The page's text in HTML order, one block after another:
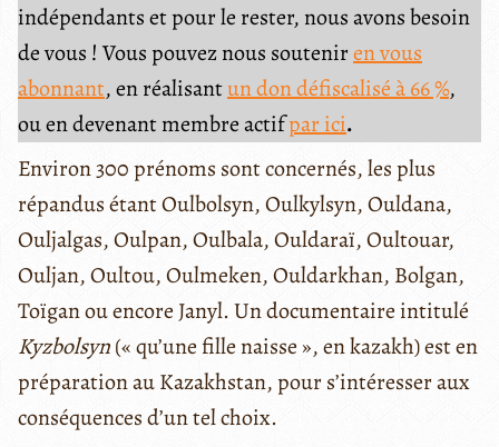
indépendants et pour le rester, nous avons besoin
de vous ! Vous pouvez nous souteniren vous
abonnant, en réalisantun don défiscalisé à 66 %,
ou en devenant membre actifpar ici.
Environ 300 prénoms sont concernés, les plus
répandus étant Oulbolsyn, Oulkylsyn, Ouldana,
Ouljalgas, Oulpan, Oulbala, Ouldaraï, Oultouar,
Ouljan, Oultou, Oulmeken, Ouldarkhan, Bolgan,
Toïgan ou encore Janyl. Un documentaire intitulé
Kyzbolsyn(« qu’une fille naisse », en kazakh) est en
préparation au Kazakhstan, pour s’intéresser aux
conséquences d’un tel choix.